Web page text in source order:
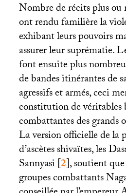
Nombre de récits plus ou
ont rendu familière la
exhibant leurs pouvoirs
assurer leur suprématie.
font ensuite plus
de bandes itinérantes de
agressifs et armés, ceci
constitution de véritables
combattantes des grands
La version officielle de la
d’ascètes shivaïtes, les
Sannyasi[2], soutient
groupes combattants